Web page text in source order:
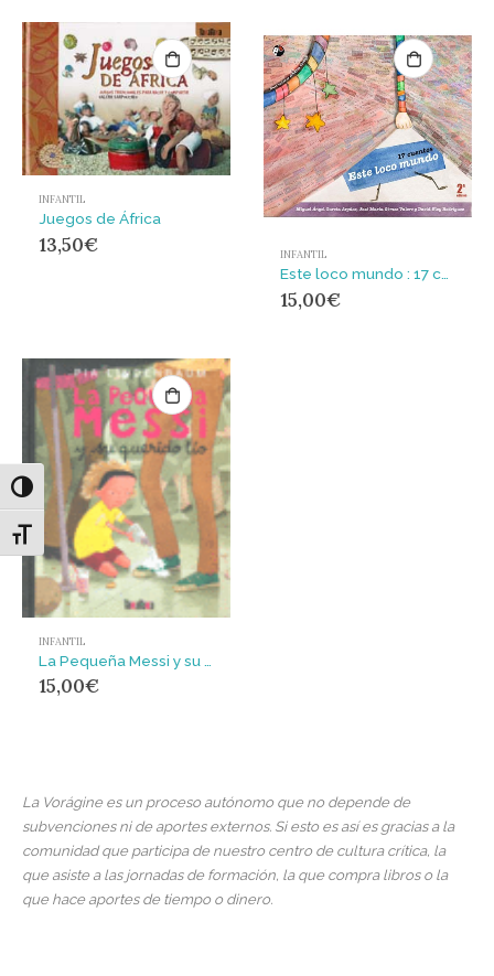
Alternar alto contraste
Alternar tamaño de letra
INFANTIL
Juegos de África
13,50€ INFANTIL
15,00€
INFANTIL
15,00€
La Vorágine es un proceso autónomo que no depende de
subvenciones ni de aportes externos. Si esto es así es gracias a la
comunidad que participa de nuestro centro de cultura crítica, la
que asiste a las jornadas de formación, la que compra libros o la
que hace aportes de tiempo o dinero.